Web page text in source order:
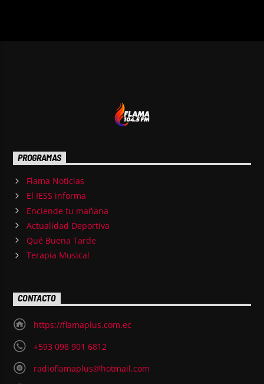
PROGRAMAS
Flama Noticias
El IESS informa
Enciende tu mañana
Actualidad Deportiva
Qué Buena Tarde
Terapia Musical
CONTACTO
https://flamaplus.com.ec
+593 098 901 6812
radioflamaplus@hotmail.com